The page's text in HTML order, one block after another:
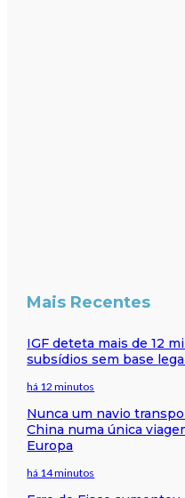
Mais Recentes
IGF deteta mais de 12
subsídios sem base
há 12 minutos
Nunca um navio
China numa única
Europa
há 14 minutos